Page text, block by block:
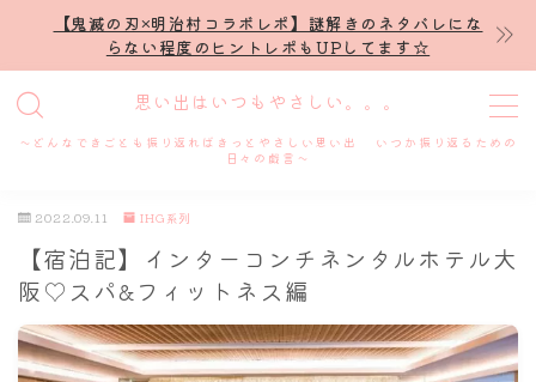
【鬼滅の刃×明治村コラボレポ】謎解きのネタバレにな
らない程度のヒントレポもUPしてます☆
思い出はいつもやさしい。。。
～どんなできごとも振り返ればきっとやさしい思い出 いつか振り返るための
日々の戯言～
MENU
プロフィール
謎解き
ホテル滞在記
2022.09.11 IHG系列
【宿泊記】インターコンチネンタルホテル大
阪♡スパ&フィットネス編